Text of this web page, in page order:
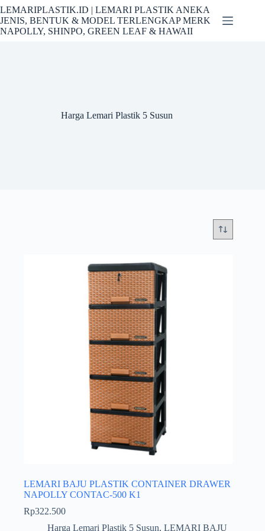
Skip
to
content
LEMARIPLASTIK.ID | LEMARI PLASTIK ANEKA
JENIS, BENTUK & MODEL TERLENGKAP MERK
NAPOLLY, SHINPO, GREEN LEAF & HAWAII
Harga Lemari Plastik 5 Susun
LEMARI BAJU PLASTIK CONTAINER DRAWER
NAPOLLY CONTAC-500 K1
Rp322.500
Harga Lemari Plastik 5 Susun, LEMARI BAJU